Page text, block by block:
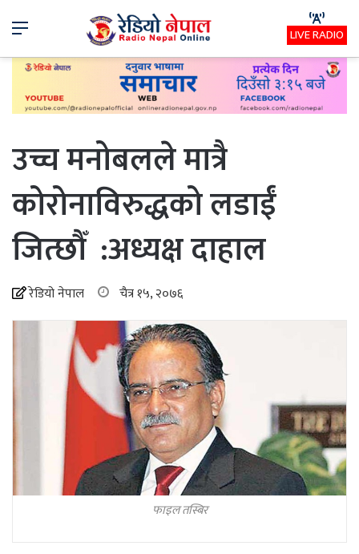
Menu LIVE RADIO
उच्च मनोबलले मात्रै
कोरोनाविरुद्धको लडाईं
जित्छौँ :अध्यक्ष दाहाल
रेडियो नेपाल चैत्र १५, २०७६
फाइल तस्बिर